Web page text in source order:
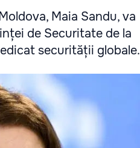
Maia Sandu, va
de Securitate de la
securității globale.